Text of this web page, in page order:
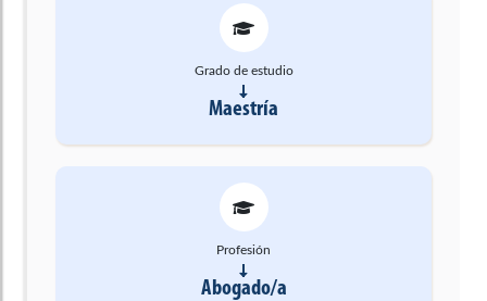
Grado de estudio
Maestría
Profesión
Abogado/a